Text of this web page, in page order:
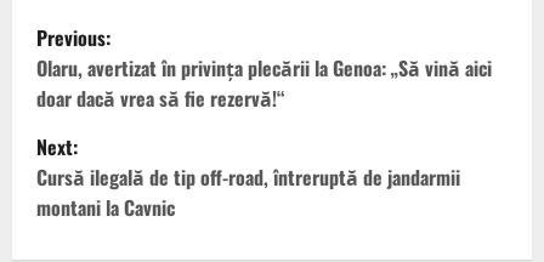
P
o
s
t
n
Previous:
Olaru, avertizat în privința plecării la Genoa: „Să vină aici
doar dacă vrea să fie rezervă!“
Next:
Cursă ilegală de tip off-road, întreruptă de jandarmii
montani la Cavnic